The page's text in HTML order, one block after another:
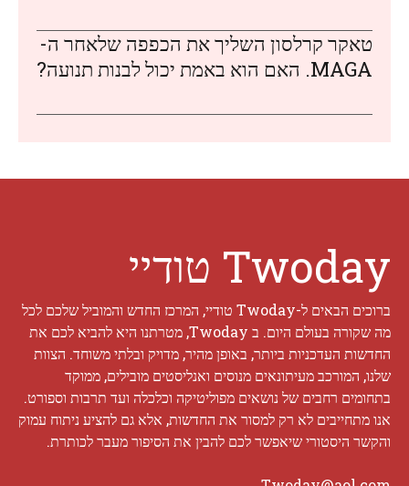
טאקר קרלסון השליך את הכפפה שלאחר ה-
MAGA. האם הוא באמת יכול לבנות תנועה?
Twoday טודיי
ברוכים הבאים ל-Twoday טודיי, המרכז החדש והמוביל שלכם לכל
מה שקורה בעולם היום. ב Twoday, מטרתנו היא להביא לכם את
החדשות העדכניות ביותר, באופן מהיר, מדויק ובלתי משוחד. הצוות
שלנו, המורכב מעיתונאים מנוסים ואנליסטים מובילים, ממוקד
בתחומים רחבים של נושאים מפוליטיקה וכלכלה ועד תרבות וספורט.
אנו מתחייבים לא רק למסור את החדשות, אלא גם להציע ניתוח עמוק
והקשר היסטורי שיאפשר לכם להבין את הסיפור מעבר לכותרת.